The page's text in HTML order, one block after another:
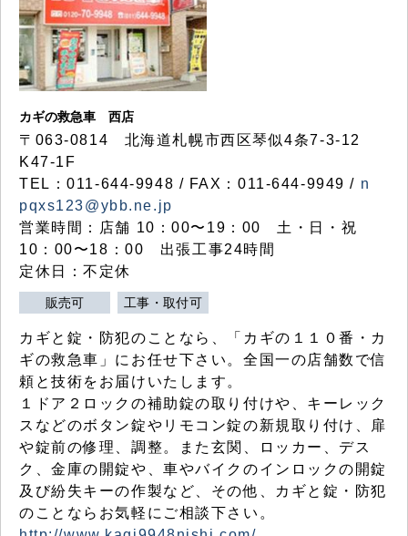
カギの救急車 西店
〒063-0814 北海道札幌市西区琴似4条7-3-12
K47-1F
TEL：011-644-9948 / FAX：011-644-9949 / n
pqxs123@ybb.ne.jp
営業時間：店舗 10：00〜19：00 土・日・祝
10：00〜18：00 出張工事24時間
定休日：不定休
販売可 工事・取付可
カギと錠・防犯のことなら、「カギの１１０番・カ
ギの救急車」にお任せ下さい。全国一の店舗数で信
頼と技術をお届けいたします。
１ドア２ロックの補助錠の取り付けや、キーレック
スなどのボタン錠やリモコン錠の新規取り付け、扉
や錠前の修理、調整。また玄関、ロッカー、デス
ク、金庫の開錠や、車やバイクのインロックの開錠
及び紛失キーの作製など、その他、カギと錠・防犯
のことならお気軽にご相談下さい。